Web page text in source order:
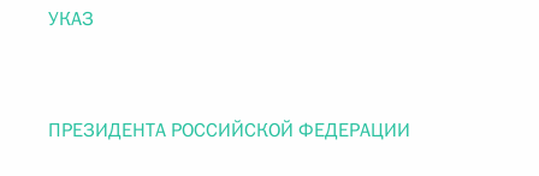
УКАЗ
ПРЕЗИДЕНТА РОССИЙСКОЙ ФЕДЕРАЦИИ